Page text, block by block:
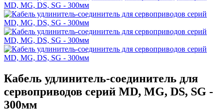
Кабель удлинитель-соединитель для
сервоприводов серий MD, MG, DS, SG -
300мм